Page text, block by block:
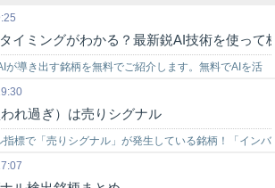
イミングがわかる？最新鋭AI技術を使って
が導き出す銘柄を無料でご紹介します。無料でAIを活
ませんか？上手く使いこなせれば…
れ過ぎ）は売りシグナル
標で「売りシグナル」が発生している銘柄！「インバ
に売りシグナル10コ」「愛媛銀行(…